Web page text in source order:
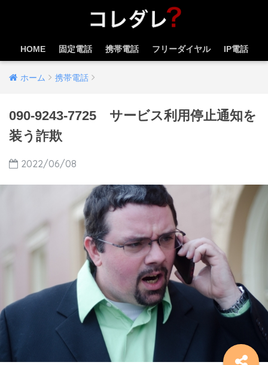
HOME 固定電話 携帯電話 フリーダイヤル IP電話
ホーム 携帯電話
090-9243-7725 サービス利用停止通知を
装う詐欺
2022/06/08